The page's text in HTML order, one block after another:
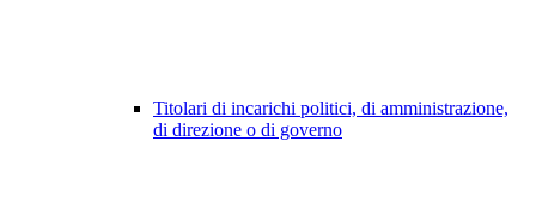
Titolari di incarichi politici, di amministrazione,
di direzione o di governo